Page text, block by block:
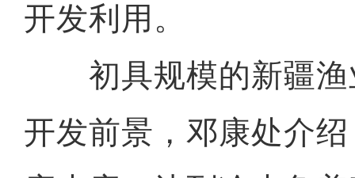
开发利用。
初具规模的新疆渔
开发前景，邓康处介